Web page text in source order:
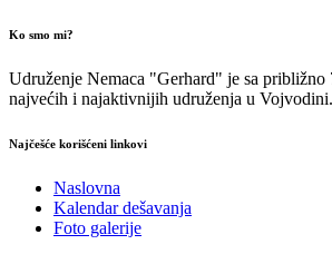
Ko smo mi?
Udruženje Nemaca "Gerhard" je sa približno
najvećih i najaktivnijih udruženja u Vojvodini.
Najčešće korišćeni linkovi
Naslovna
Kalendar dešavanja
Foto galerije